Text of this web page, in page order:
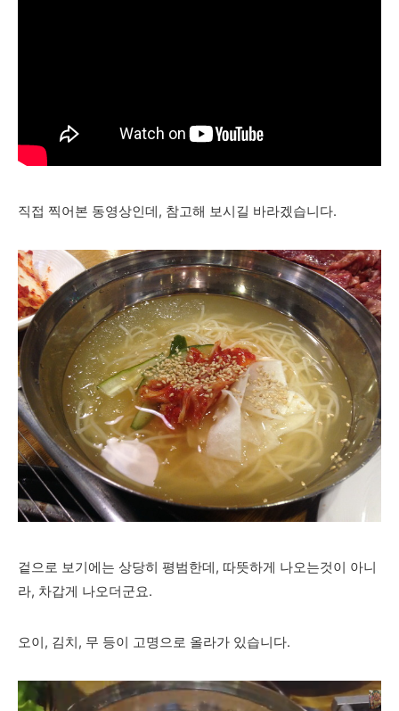
직접 찍어본 동영상인데, 참고해 보시길 바라겠습니다.
겉으로 보기에는 상당히 평범한데, 따뜻하게 나오는것이 아니
라, 차갑게 나오더군요.
오이, 김치, 무 등이 고명으로 올라가 있습니다.